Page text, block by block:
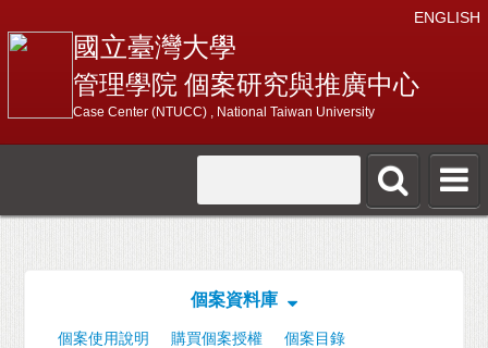
ENGLISH
國立臺灣大學
管理學院 個案研究與推廣中心
Case Center (NTUCC) , National Taiwan University
個案資料庫
個案使用說明 購買個案授權
個案目錄